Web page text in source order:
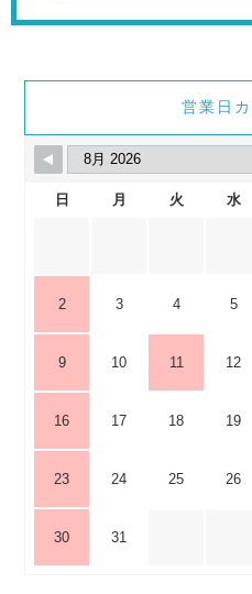
営業日
日 月 火 水
2 3 4 5
9 10 11 12
16 17 18 19
23 24 25 26
30 31